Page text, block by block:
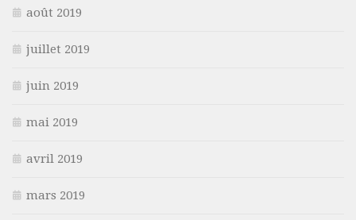
août 2019
juillet 2019
juin 2019
mai 2019
avril 2019
mars 2019